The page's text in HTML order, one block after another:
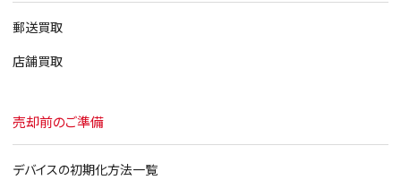
郵送買取
店舗買取
売却前のご準備
デバイスの初期化方法一覧